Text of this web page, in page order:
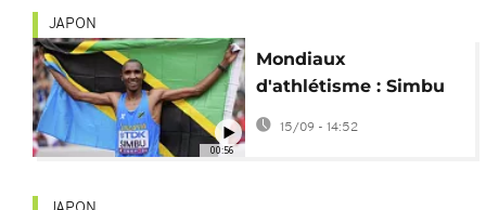
00:56
JAPON
Mondiaux
d'athlétisme : Simbu
remporte le marathon
15/09 - 14:52